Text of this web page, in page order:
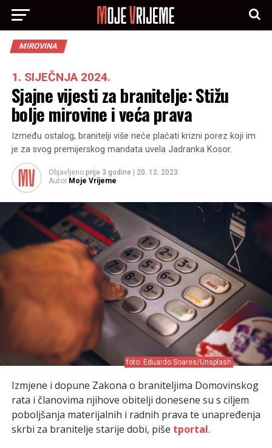
MIROVINA
1. SIJEČNJA 2024.
Sjajne vijesti za branitelje: Stižu
bolje mirovine i veća prava
Između ostalog, branitelji više neće plaćati krizni porez koji im
je za svog premijerskog mandata uvela Jadranka Kosor.
Objavljeno prije 3 godine
20. 12. 2023.
Autor Moje Vrijeme
foto: Eduardo Soares/Unsplash
Izmjene i dopune Zakona o braniteljima Domovinskog
rata i članovima njihove obitelji donesene su s ciljem
poboljšanja materijalnih i radnih prava te unapređenja
skrbi za branitelje starije dobi, piše tportal.